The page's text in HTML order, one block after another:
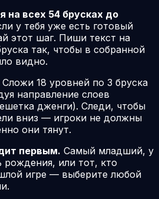
на всех 54 брусках до
у тебя уже есть готовый
этот шаг. Пиши текст на
так, чтобы в собранной
видно.
Сложи 18 уровней по 3 бруска
направление слоев
дженги). Следи, чтобы
вниз — игроки не должны
они тянут.
первым. Самый младший, у
рождения, или тот, кто
игре — выберите любой